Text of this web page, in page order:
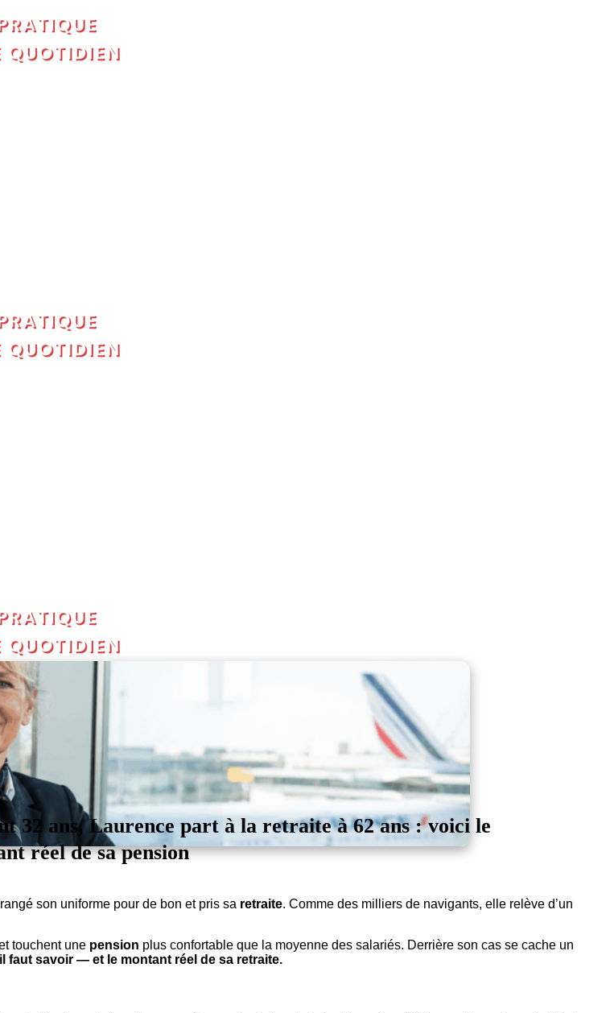
32 ans, Laurence part à la retraite à 62 ans : voici le
réel de sa pension
son uniforme pour de bon et pris sa retraite. Comme des milliers de navigants, elle relève d’un
touchent une pension plus confortable que la moyenne des salariés. Derrière son cas se cache un
faut savoir — et le montant réel de sa retraite.